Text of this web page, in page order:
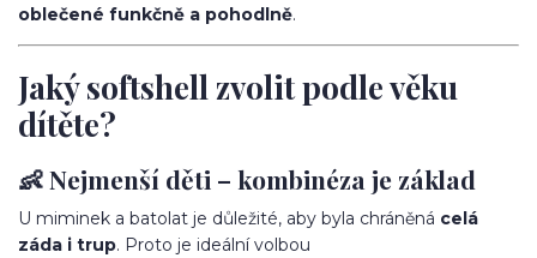
oblečené funkčně a pohodlně.
Jaký softshell zvolit podle věku
dítěte?
👶 Nejmenší děti – kombinéza je základ
U miminek a batolat je důležité, aby byla chráněná celá
záda i trup. Proto je ideální volbou